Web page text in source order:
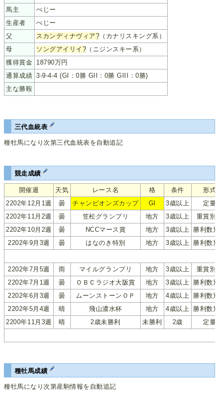
馬主
ぺじー
生産者
ぺじー
父
スカンディナヴィア? （カナリスキング系）
母
ソングアイリイ ? （ニジンスキー系）
獲得賞金 18790万円
通算成績 3-9-4-4 (GI：0勝 GII：0勝 GIII：0勝)
主な勝鞍
三代血統表
種牡馬になり次第三代血統表を自動追記
競走成績
開催週 天気 レース名 格 条件
形式
2202年12月1週
曇 チャンピオンズカップ GI 3歳以上
定量
2202年11月2週
曇 笠松グランプリ 地方 3歳以上
重賞別
2202年10月2週
曇 NCCマース賞 地方 3歳以上 勝利数
2202年9月3週
曇 はなのき特別 地方 3歳以上 勝利数
2202年7月5週 雨 マイルグランプリ 地方 3歳以上
重賞別
2202年7月1週
曇 ＯＢＣラジオ大阪賞 地方 3歳以上 勝利数
2202年6月3週
曇 ムーンストーンＯＰ 地方 4歳以上 勝利数
2202年5月4週
晴 飛山濃水杯 地方 4歳以上 勝利数
2200年11月3週
晴 2歳未勝利 未勝利 2歳 定量
種牡馬成績
種牡馬になり次第産駒情報を自動追記